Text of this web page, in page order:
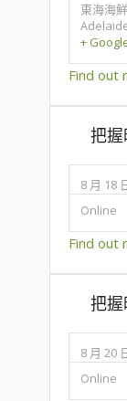
東海海
+
Find out
把
8 月 18
Online
Find out
把
8 月 20
Online